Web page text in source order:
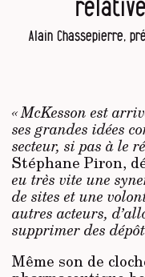
Alain Chassepierre,
« McKesson est
ses grandes idées
secteur, si pas à le
Stéphane Piron,
eu très vite une
de sites et une
autres acteurs,
supprimer des
Même son de